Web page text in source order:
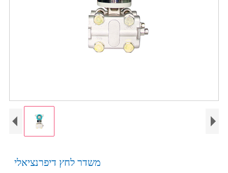
משדר לחץ דיפרנציאלי